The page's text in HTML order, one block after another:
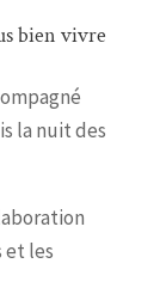
bien vivre
la nuit des
et les